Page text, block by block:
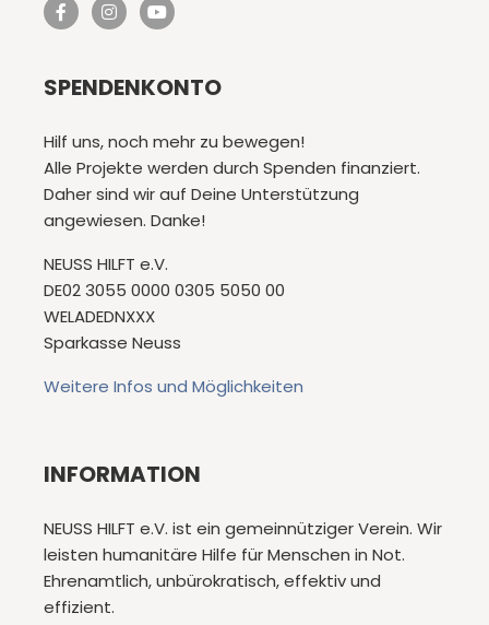
SPENDENKONTO
Hilf uns, noch mehr zu bewegen!
Alle Projekte werden durch Spenden finanziert.
Daher sind wir auf Deine Unterstützung
angewiesen. Danke!
NEUSS HILFT e.V.
DE02 3055 0000 0305 5050 00
WELADEDNXXX
Sparkasse Neuss
Weitere Infos und Möglichkeiten
INFORMATION
NEUSS HILFT e.V. ist ein gemeinnütziger Verein. Wir
leisten humanitäre Hilfe für Menschen in Not.
Ehrenamtlich, unbürokratisch, effektiv und
effizient.